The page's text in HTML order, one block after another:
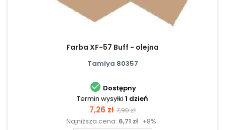
Farba XF-57 Buff - olejna
Tamiya 80357
 Dostępny
Termin wysyłki 1 dzień
Cena
7,26 zł Cena
podstawowa
7,90 zł
Najniższa cena: 6,71 zł +8%